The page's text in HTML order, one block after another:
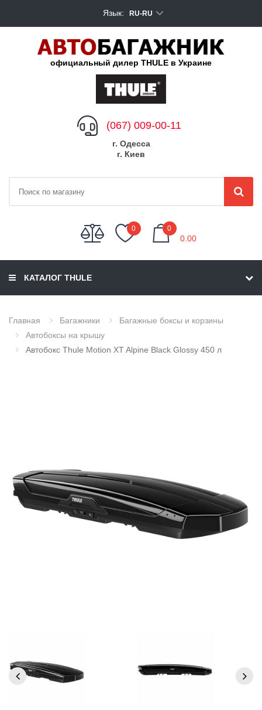
Язык: RU-RU
официальный дилер THULE в Украине
(067) 009-00-11
г. Одесса
г. Киев
0 0
0.00
КАТАЛОГ THULE
Главная Багажники
Багажные боксы и корзины
Автобоксы на крышу
Автобокс Thule Motion XT Alpine Black Glossy 450 л